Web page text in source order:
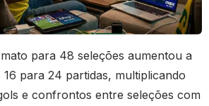
para 48 seleções aumentou a
para 24 partidas, multiplicando
e confrontos entre seleções com